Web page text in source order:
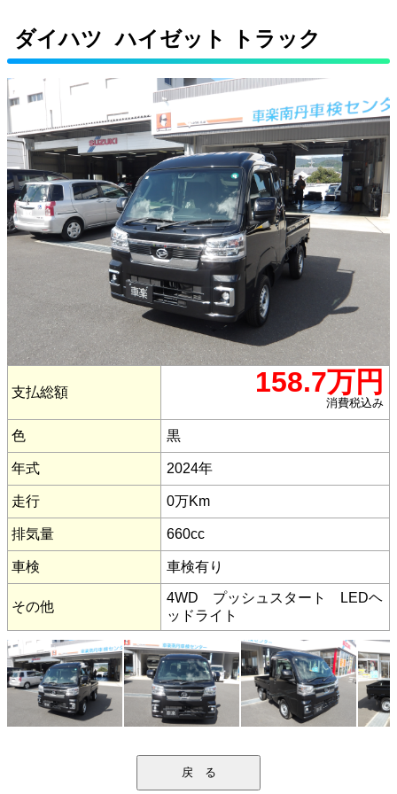
ダイハツ ハイゼット トラック
支払総額 158.7万円
消費税込み
色 黒
年式 2024年
走行 0万Km
排気量 660cc
車検 車検有り
その他
4WD プッシュスタート LEDヘ
ッドライト
戻 る